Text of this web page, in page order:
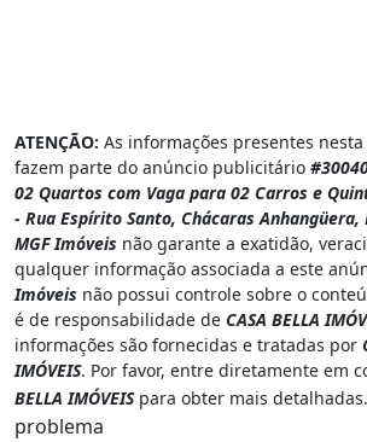
ATENÇÃO: As informações presentes
fazem parte do anúncio publicitário
02 Quartos com Vaga para 02 Carros e
- Rua Espírito Santo, Chácaras
MGF Imóveis não garante a exatidão,
qualquer informação associada a este
Imóveis não possui controle sobre o
é de responsabilidade de CASA BELLA
informações são fornecidas e tratadas por
IMÓVEIS. Por favor, entre diretamente em
BELLA IMÓVEISpara obter mais detalhadas.
problema